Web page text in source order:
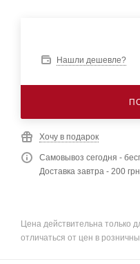
Нашли дешевле?
Хочу в подарок
Самовывоз сегодня -
Доставка завтра - 200 грн
Цена действительна только
отличаться от цен в